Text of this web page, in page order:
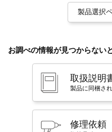
製品選択
お調べの情報が見つからない
取扱説明
製品に同梱さ
修理依頼